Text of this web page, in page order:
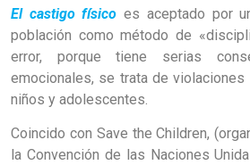
El castigo físico es aceptado por
población como método de
error, porque tiene serias
emocionales, se trata de
niños y adolescentes.
Coincido con Save the Children,
la Convención de las Naciones